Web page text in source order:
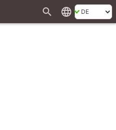
search language